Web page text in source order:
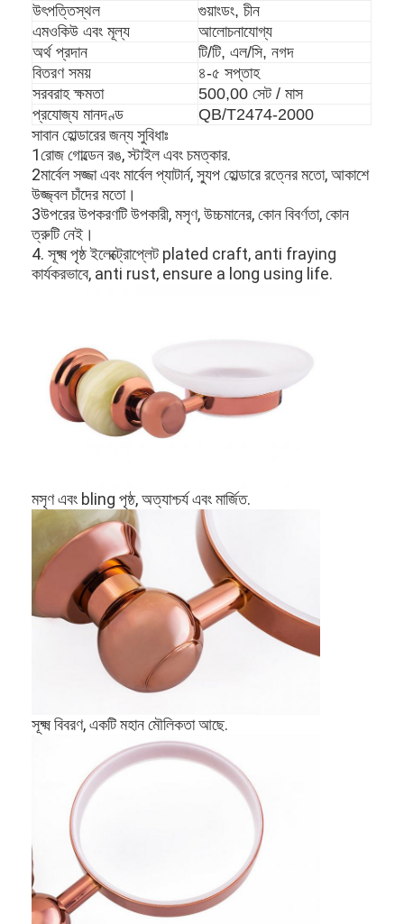
বাড়ি
ভিডিও
উৎপত্তিস্থল
গুয়াংডং, চীন
এমওকিউ এবং মূল্য
আলোচনাযোগ্য
অর্থ প্রদান
টি/টি, এল/সি, নগদ
বিতরণ সময়
৪-৫ সপ্তাহ
সরবরাহ ক্ষমতা
500,00 সেট / মাস
প্রযোজ্য মানদণ্ড
QB/T2474-2000
সাবান হোল্ডারের জন্য সুবিধাঃ
1রোজ গোল্ডেন রঙ, স্টাইল এবং চমত্কার.
2মার্বেল সজ্জা এবং মার্বেল প্যাটার্ন, স্যুপ হোল্ডারে রত্নের মতো, আকাশে
উজ্জ্বল চাঁদের মতো।
3উপরের উপকরণটি উপকারী, মসৃণ, উচ্চমানের, কোন বিবর্ণতা, কোন
ত্রুটি নেই।
4. সূক্ষ্ম পৃষ্ঠ ইলেক্ট্রোপ্লেট plated craft, anti fraying
কার্যকরভাবে, anti rust, ensure a long using life.
মসৃণ এবং bling পৃষ্ঠ, অত্যাশ্চর্য এবং মার্জিত.
সূক্ষ্ম বিবরণ, একটি মহান মৌলিকতা আছে.